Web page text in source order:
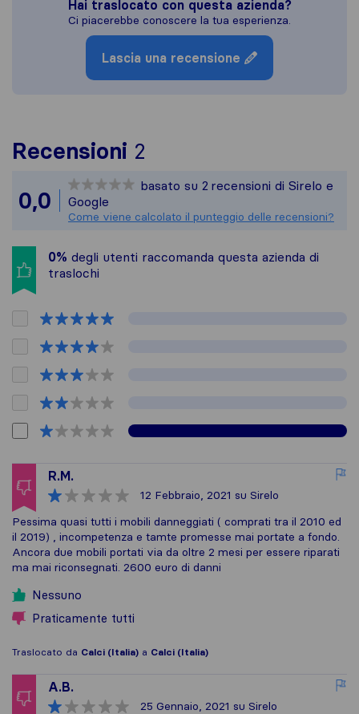
Hai traslocato con questa azienda?
Ci piacerebbe conoscere la tua esperienza.
Lascia una recensione
Recensioni 2
Tutte le recensioni
0,0
basato su 2 recensioni di Sirelo e
Google
Come viene calcolato il punteggio delle recensioni?
0% degli utenti raccomanda questa azienda di
traslochi
R.M.
12 Febbraio, 2021 su Sirelo
Pessima quasi tutti i mobili danneggiati ( comprati tra il 2010 ed
il 2019) , incompetenza e tamte promesse mai portate a fondo.
Ancora due mobili portati via da oltre 2 mesi per essere riparati
ma mai riconsegnati. 2600 euro di danni
Nessuno
Praticamente tutti
Traslocato da Calci (Italia) a Calci (Italia)
A.B.
25 Gennaio, 2021 su Sirelo